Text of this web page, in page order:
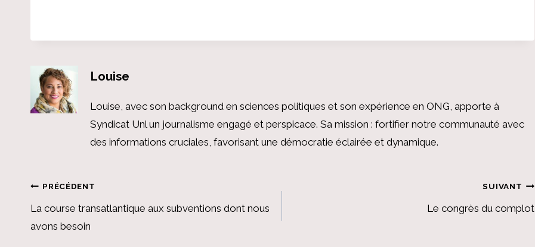
Louise
Louise, avec son background en sciences politiques et son expérience en ONG, apporte à
Syndicat Unl un journalisme engagé et perspicace. Sa mission : fortifier notre communauté avec
des informations cruciales, favorisant une démocratie éclairée et dynamique.
Navigation
de
PRÉCÉDENT
La course transatlantique aux subventions dont nous
avons besoin
SUIVANT
Le congrès du complot